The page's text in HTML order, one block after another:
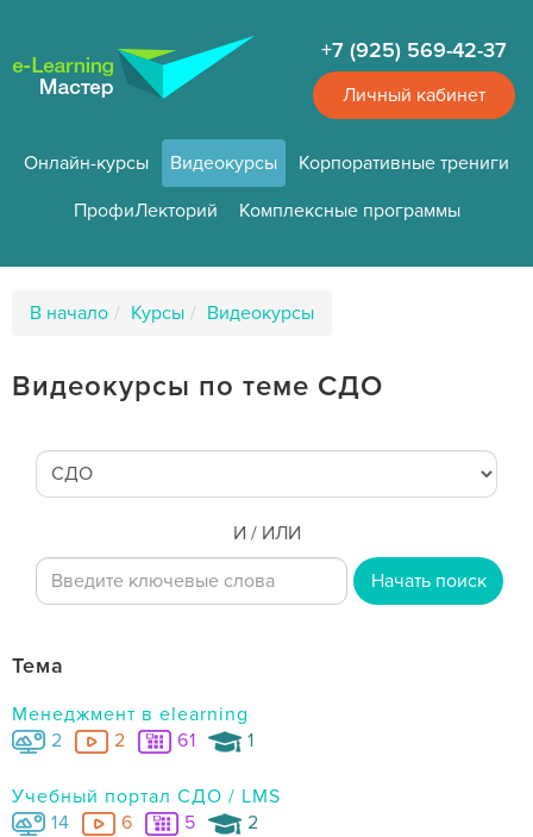
основному
содержанию
+7 (925) 569-42-37
Личный кабинет
Онлайн-курсы Видеокурсы
Корпоративные трениги
ПрофиЛекторий
Комплексные программы
ПутьВ начало Курсы Видеокурсы
Видеокурсы по теме СДО
И / ИЛИ
Начать поиск
Тема
Менеджмент в elearning
2
2 61 1
Учебный портал СДО / LMS
14
6 5 2